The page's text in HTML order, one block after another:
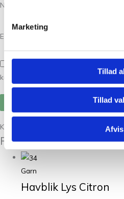
Marketing
Tillad
Tillad
Afvis
Navn
E-mail
Gem mit navn, mail og websted i
kommenterer.
Kunder købte også
Relaterede varer
Garn
Havblik Lys Citron